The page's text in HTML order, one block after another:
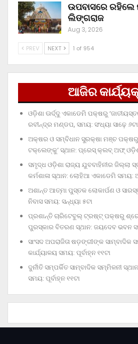
ଉପବାସରେ ରହିଲେ
ଲିଙ୍ଗରାଜ
Aug 3, 2026
PREV NEXT 1 of 954
ଆଜିର
ଓଡ଼ିଶା ଊର୍ଦ୍ଦୁ ଏକାଡେମି ପକ୍ଷରୁ
ରବୀନ୍ଦ୍ର ମଣ୍ଡପ, ସମୟ: ସଂଧ୍ୟା ସାଢ଼େ ୬ଟା
ଅକ୍ଷର ଓ ସମ୍ବିଧାନ ସୁରକ୍ଷା ମଞ୍ଚ ପକ୍ଷରୁ
ଟକ୍‌ଲେଙ୍କୁ’ ସ୍ଥାନ: ପ୍ରେସ୍‌ କ୍ଲବ୍‌ ଅଫ୍‌
ସମୃଦ୍ଧ ଓଡ଼ିଶା ରାଜ୍ୟ ଯୁବବାହିନୀର ଜିଲ୍ଲା
କର୍ମଶାଳା ସ୍ଥାନ: ଲୋହିଆ ଏକାଡେମି ସମୟ:
ଅଶାନ୍ତ ଆତ୍ମା ପୁସ୍ତକ ଲୋକାର୍ପଣ ଓ
ନିବାସ ସମୟ: ସନ୍ଧ୍ୟା ୫ଟା
ପ୍ରଶାନ୍ତି ଚାରିଟେବୁଲ୍‌ ଟ୍ରଷ୍ଟ୍‌ ପକ୍ଷରୁ
ପୁରସ୍କାର ବିତରଣ ସ୍ଥାନ: ଜୟଦେବ ଭବନ
ସାଂସଦ ଅପରାଜିତା ଷଡ଼ଙ୍ଗୀଙ୍କ ସାମ୍ବାଦିକ
କାର୍ଯ୍ୟାଳୟ ସମୟ: ପୂର୍ବାହ୍ନ ୧୧ଟା
ଦୁର୍ନୀତି ସମ୍ପର୍କିତ ସାମ୍ବାଦିକ ସମ୍ମିଳନୀ
ସମୟ: ପୂର୍ବାହ୍ନ ୧୧ଟା